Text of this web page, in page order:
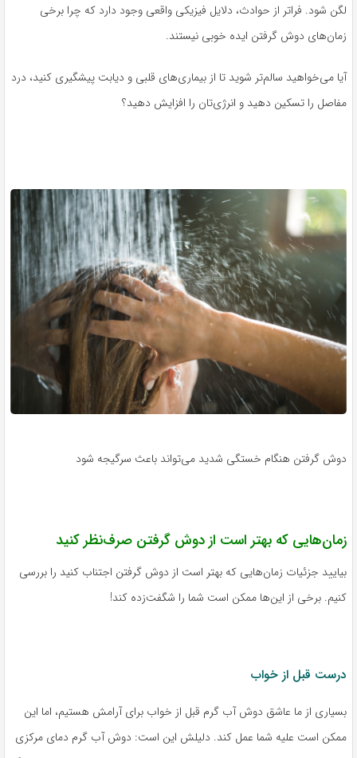
لگن شود. فراتر از حوادث، دلایل فیزیکی واقعی وجود دارد که چرا برخی
زمان‌های دوش گرفتن ایده خوبی نیستند.
آیا می‌خواهید سالم‌تر شوید تا از بیماری‌های قلبی و دیابت پیشگیری کنید، درد
مفاصل را تسکین دهید و انرژی‌تان را افزایش دهید؟
دوش گرفتن هنگام خستگی شدید می‌تواند باعث سرگیجه شود
زمان‌هایی که بهتر است از دوش گرفتن صرف‌نظر کنید
بیایید جزئیات زمان‌هایی که بهتر است از دوش گرفتن اجتناب کنید را بررسی
کنیم. برخی از این‌ها ممکن است شما را شگفت‌زده کند!
درست قبل از خواب
بسیاری از ما عاشق دوش آب گرم قبل از خواب برای آرامش هستیم، اما این
ممکن است علیه شما عمل کند. دلیلش این است: دوش آب گرم دمای مرکزی